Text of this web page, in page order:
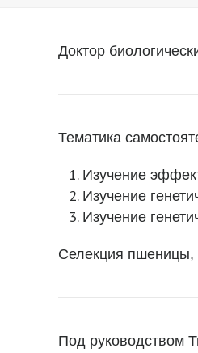
Доктор
Тематика
Изучение
Изучение
Изучение
Селекция пшеницы,
Под руководством